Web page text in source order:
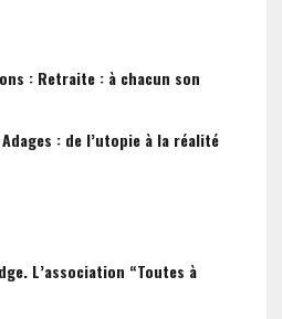
: Retraite : à chacun son
: de l’utopie à la réalité
L’association “Toutes à